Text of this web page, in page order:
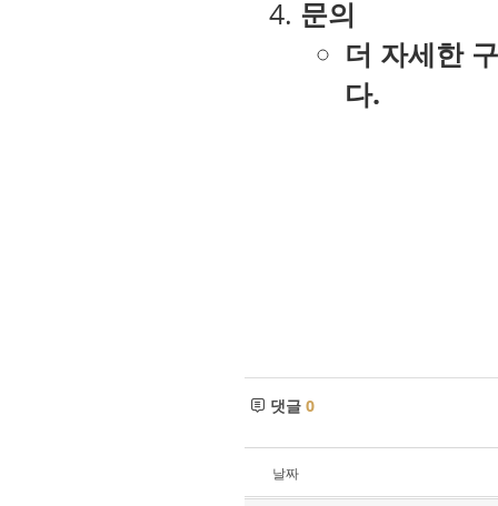
문의
더 자세한
다.
댓글 0
날짜